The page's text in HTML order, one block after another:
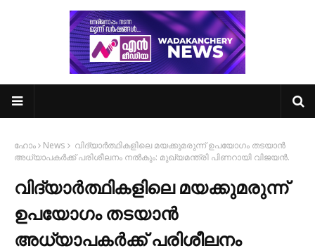
ഹോം News
വിദ്യാർത്ഥികളിലെ മയക്കുമരുന്ന് ഉപയോഗം തടയാൻ
അധ്യാപകർക്ക് പരിശീലനം നൽകും: മുഖ്യമന്ത്രി പിണറായി വിജയൻ.
വിദ്യാർത്ഥികളിലെ മയക്കുമരുന്ന്
ഉപയോഗം തടയാൻ
അധ്യാപകർക്ക് പരിശീലനം